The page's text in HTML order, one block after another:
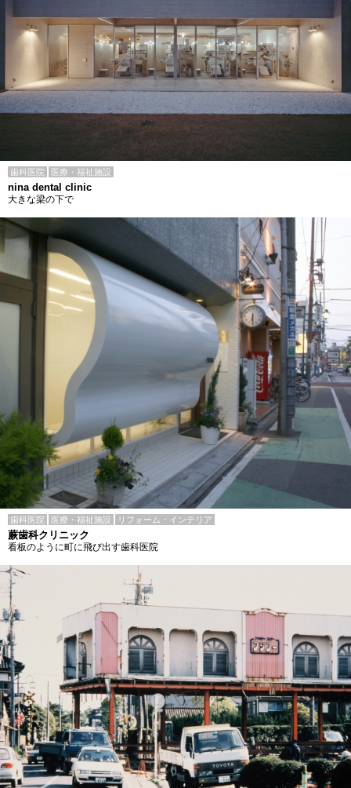
歯科医院 医療・福祉施設
nina dental clinic
大きな梁の下で
歯科医院 医療・福祉施設 リフォーム・インテリア
蕨歯科クリニック
看板のように町に飛び出す歯科医院